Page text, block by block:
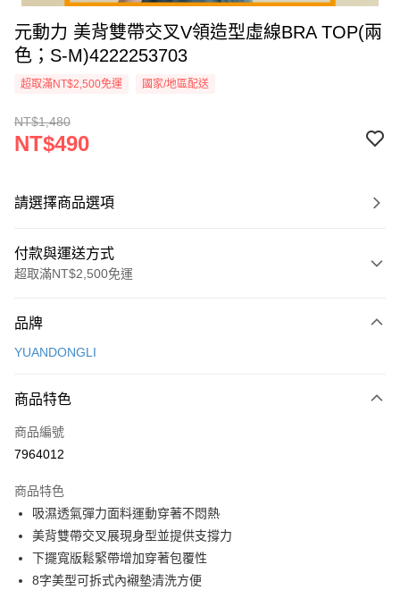
元動力 美背雙帶交叉V領造型虛線BRA TOP(兩
色；S-M)4222253703
超取滿NT$2,500免運 國家/地區配送
NT$1,480
NT$490
請選擇商品選項
付款與運送方式
超取滿NT$2,500免運
信用卡一次付款
3 期 0 利率 每期
合作金庫商業銀行
上海商業儲蓄銀行
臺灣中小企業銀行
匯豐（台灣）商業銀行
華泰商業銀行
聯邦商業銀行
遠東國際商業銀行
元大商業銀行
玉山商業銀行
超商取貨付款
LINE Pay
Apple Pay
街口支付
悠遊付
品牌
YUANDONGLI
商品特色
商品編號
7964012
商品特色
吸濕透氣彈力面料運動穿著不悶熱
美背雙帶交叉展現身型並提供支撐力
下擺寬版鬆緊帶增加穿著包覆性
8字美型可拆式內襯墊清洗方便